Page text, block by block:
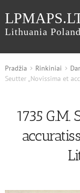
Lithuania
Pradžia Rinkiniai
Seutter „Novissima et
1735